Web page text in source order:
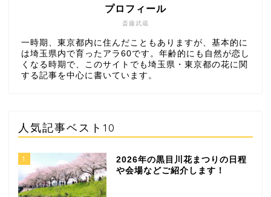
斎藤武蔵
プロフィール
一時期、東京都内に住んだこともありますが、基本的に
は埼玉県内で育ったアラ60です。年齢的にも自然が恋し
くなる時期で、このサイトでも埼玉県・東京都の花に関
する記事を中心に書いています。
人気記事ベスト10
1
2026年の黒目川花まつりの日程
や会場などご紹介します！